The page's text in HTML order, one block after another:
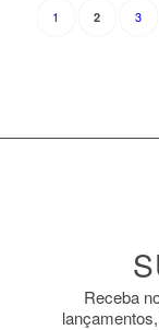
1 2 3
Receba